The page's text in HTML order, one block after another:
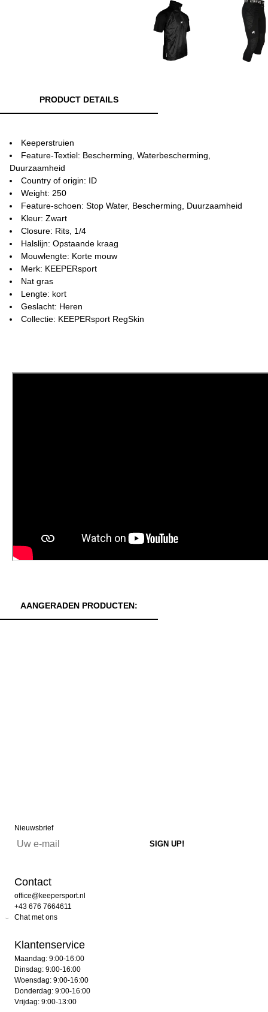
PRODUCT DETAILS
Keeperstruien
Feature-Textiel: Bescherming, Waterbescherming,
Duurzaamheid
Country of origin: ID
Weight: 250
Feature-schoen: Stop Water, Bescherming, Duurzaamheid
Kleur: Zwart
Closure: Rits, 1/4
Halslijn: Opstaande kraag
Mouwlengte: Korte mouw
Merk: KEEPERsport
Nat gras
Lengte: kort
Geslacht: Heren
Collectie: KEEPERsport RegSkin
AANGERADEN PRODUCTEN:
Nieuwsbrief
Contact
office@keepersport.nl
+43 676 7664611
Chat met ons
Klantenservice
Maandag: 9:00-16:00
Dinsdag: 9:00-16:00
Woensdag: 9:00-16:00
Donderdag: 9:00-16:00
Vrijdag: 9:00-13:00